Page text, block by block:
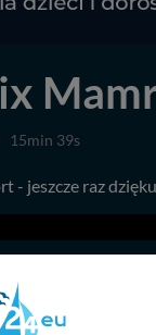
15min 39s
- jeszcze raz